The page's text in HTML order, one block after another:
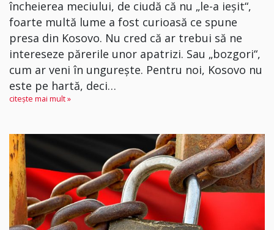
încheierea meciului, de ciudă că nu „le-a ieșit“,
foarte multă lume a fost curioasă ce spune
presa din Kosovo. Nu cred că ar trebui să ne
intereseze părerile unor apatrizi. Sau „bozgori“,
cum ar veni în ungurește. Pentru noi, Kosovo nu
este pe hartă, deci…
citește mai mult »